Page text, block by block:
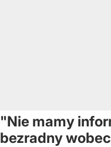
"Nie mamy
bezradny